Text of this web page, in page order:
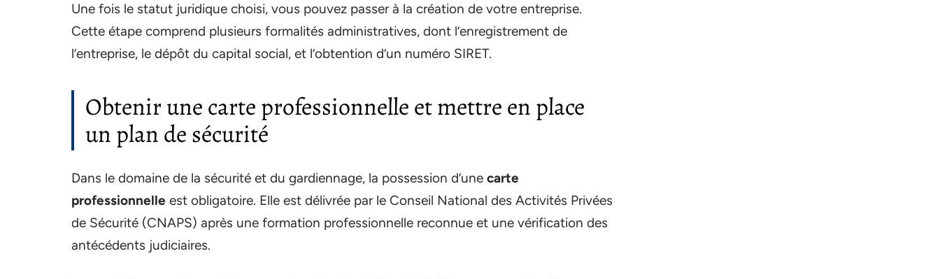
Une fois le statut juridique choisi, vous pouvez passer à la création de votre entreprise.
Cette étape comprend plusieurs formalités administratives, dont l’enregistrement de
l’entreprise, le dépôt du capital social, et l’obtention d’un numéro SIRET.
Obtenir une carte professionnelle et mettre en place
un plan de sécurité
Dans le domaine de la sécurité et du gardiennage, la possession d’une carte
professionnelle est obligatoire. Elle est délivrée par le Conseil National des Activités Privées
de Sécurité (CNAPS) après une formation professionnelle reconnue et une vérification des
antécédents judiciaires.